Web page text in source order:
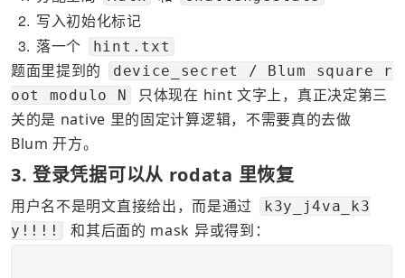
2 写入初始化标记
3 落一个 hint.txt
题面里提到的
device_secret / Blum square r
oot modulo N
只体现在 hint 文字上，真正决定第三
关的是 native 里的固定计算逻辑，不需要真的去做
Blum 开方。
3. 登录凭据可以从 rodata 里恢复
用户名不是明文直接给出，而是通过
k3y_j4va_k3
y!!!!
和其后面的 mask 异或得到：